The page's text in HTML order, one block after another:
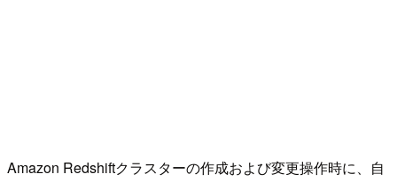
Amazon Redshiftクラスターの作成および変更操作時に、自